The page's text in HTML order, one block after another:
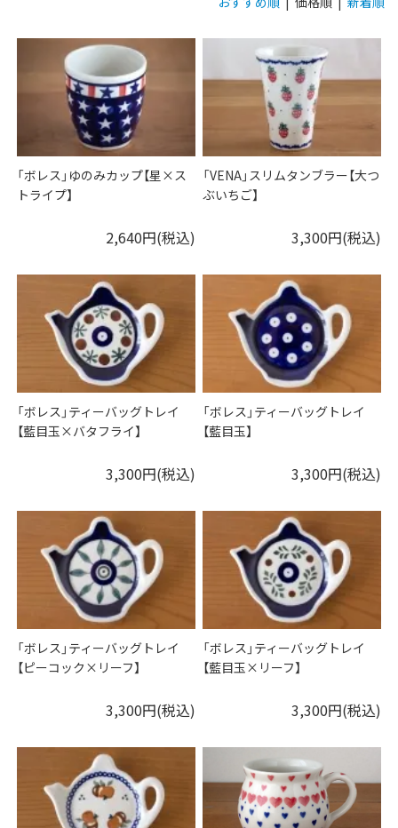
「ボレス」ゆのみカップ【星×ス
トライプ】
2,640円(税込)
「VENA」スリムタンブラー【大つ
ぶいちご】
3,300円(税込)
「ボレス」ティーバッグトレイ
【藍目玉×バタフライ】
3,300円(税込)
「ボレス」ティーバッグトレイ
【藍目玉】
3,300円(税込)
「ボレス」ティーバッグトレイ
【ピーコック×リーフ】
3,300円(税込)
「ボレス」ティーバッグトレイ
【藍目玉×リーフ】
3,300円(税込)